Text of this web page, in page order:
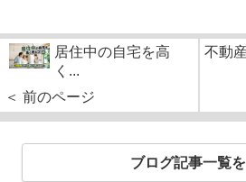
居住中の自宅を高
く...
＜ 前のページ
不動
ブログ記事一覧